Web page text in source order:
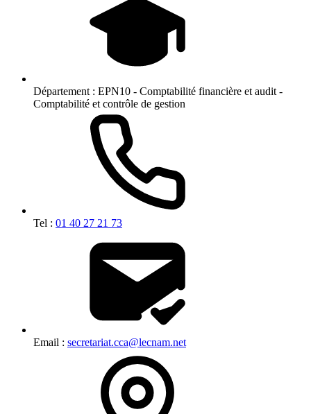
Département : EPN10 - Comptabilité financière et audit -
Comptabilité et contrôle de gestion
Tel : 01 40 27 21 73
Email : secretariat.cca@lecnam.net